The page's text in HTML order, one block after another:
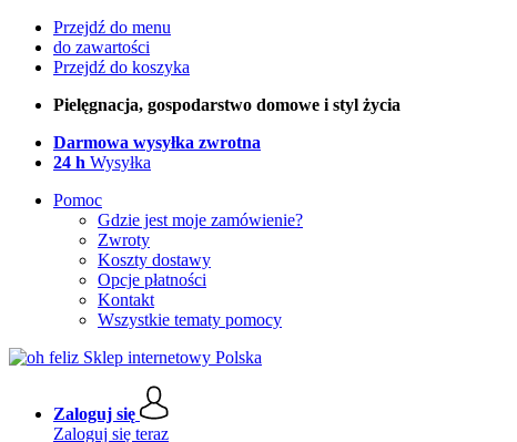
Przejdź do menu
do zawartości
Przejdź do koszyka
Pielęgnacja, gospodarstwo domowe i styl życia
Darmowa wysyłka zwrotna
24 h Wysyłka
Pomoc
Gdzie jest moje zamówienie?
Zwroty
Koszty dostawy
Opcje płatności
Kontakt
Wszystkie tematy pomocy
Zaloguj się
Zaloguj się teraz